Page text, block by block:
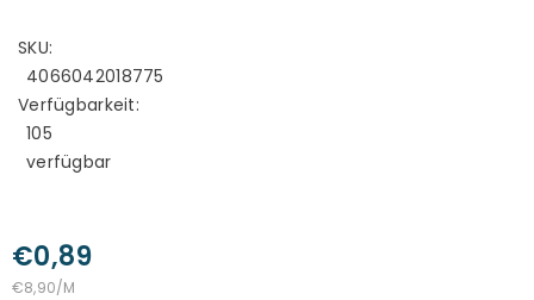
SKU:
4066042018775
Verfügbarkeit:
105
verfügbar
€0,89
STÜCKPREIS
€8,90/PRO
M